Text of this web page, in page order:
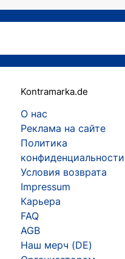
Kontramarka.de
О нас
Реклама на сайте
Политика
конфиденциальности
Условия возврата
Impressum
Карьера
FAQ
AGB
Наш мерч (DE)